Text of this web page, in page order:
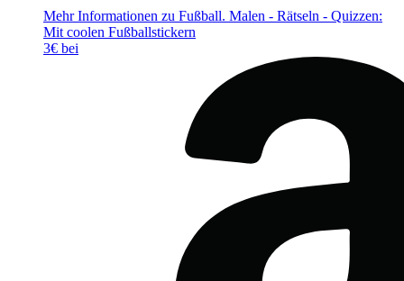
Mehr Informationen zu Fußball. Malen - Rätseln - Quizzen:
Mit coolen Fußballstickern
3€ bei